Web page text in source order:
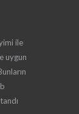
ile
uygun